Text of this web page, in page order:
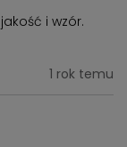
i wzór.
1 rok temu